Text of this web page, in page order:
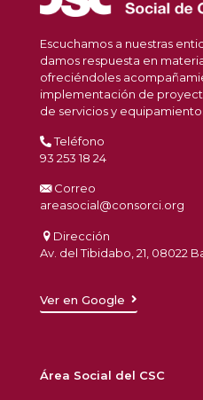
Escuchamos a nuestras
damos respuesta en
ofreciéndoles
implementación de
de servicios y
Teléfono
93 253 18 24
Correo
areasocial@consorci.org
Dirección
Av. del Tibidabo, 21, 08022
Ver en Google
Área Social del CSC